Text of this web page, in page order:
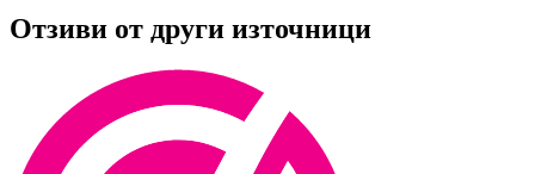
Отзиви от други източници